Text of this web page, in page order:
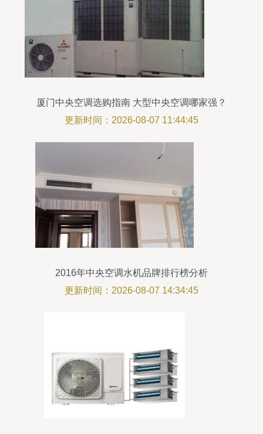
厦门中央空调选购指南 大型中央空调哪家强？
更新时间：2026-08-07 11:44:45
2016年中央空调水机品牌排行榜分析
更新时间：2026-08-07 14:34:45